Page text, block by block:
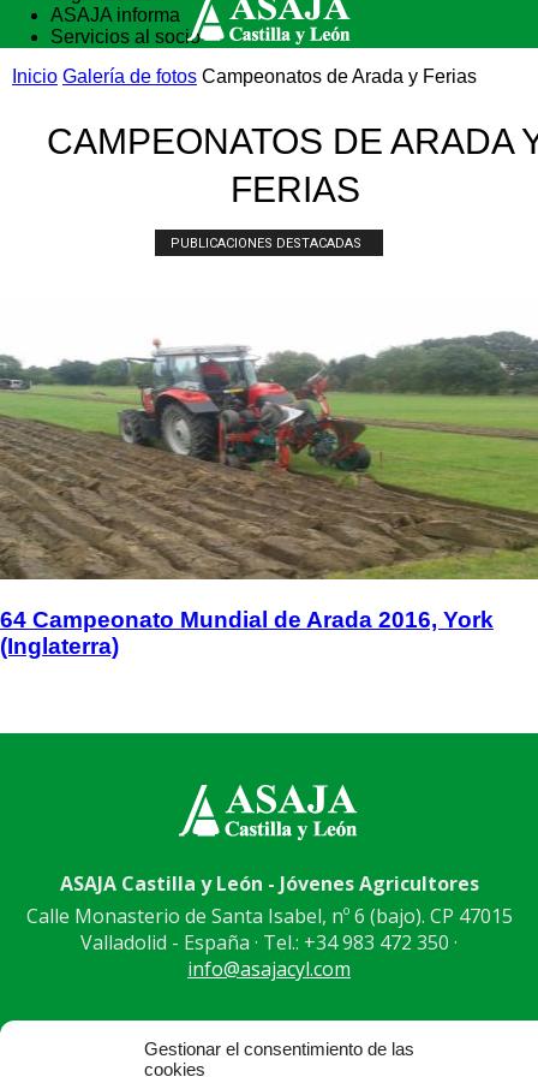
Gestionar el consentimiento de las
cookies
ASAJA informa
Servicios al socio
Formación
Inicio Galería de fotos Campeonatos de Arada y Ferias
CAMPEONATOS DE ARADA
FERIAS
PUBLICACIONES DESTACADAS
64 Campeonato Mundial de Arada 2016, York
(Inglaterra)
ASAJA Castilla y León - Jóvenes Agricultores
Calle Monasterio de Santa Isabel, nº 6 (bajo). CP 47015
Valladolid - España · Tel.: +34 983 472 350 ·
info@asajacyl.com